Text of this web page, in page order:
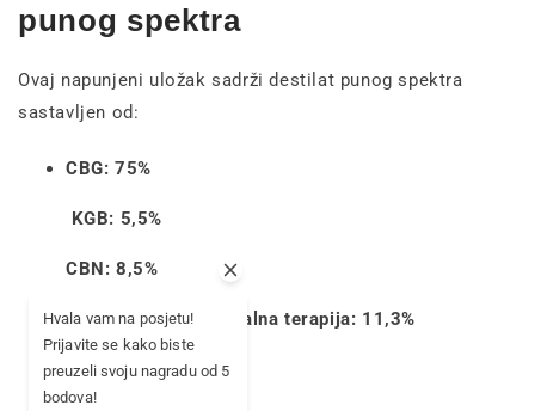
punog spektra
Ovaj napunjeni uložak sadrži destilat punog spektra
sastavljen od:
CBG: 75%
KGB: 5,5%
CBN: 8,5%
Kognitivno-bihevioralna terapija: 11,3%
KKS: 5,5%
Hvala vam na posjetu!
Prijavite se kako biste
preuzeli svoju nagradu od 5
bodova!